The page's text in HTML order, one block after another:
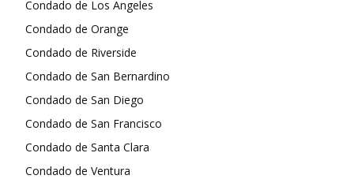
Condado de Los Angeles
Condado de Orange
Condado de Riverside
Condado de San Bernardino
Condado de San Diego
Condado de San Francisco
Condado de Santa Clara
Condado de Ventura